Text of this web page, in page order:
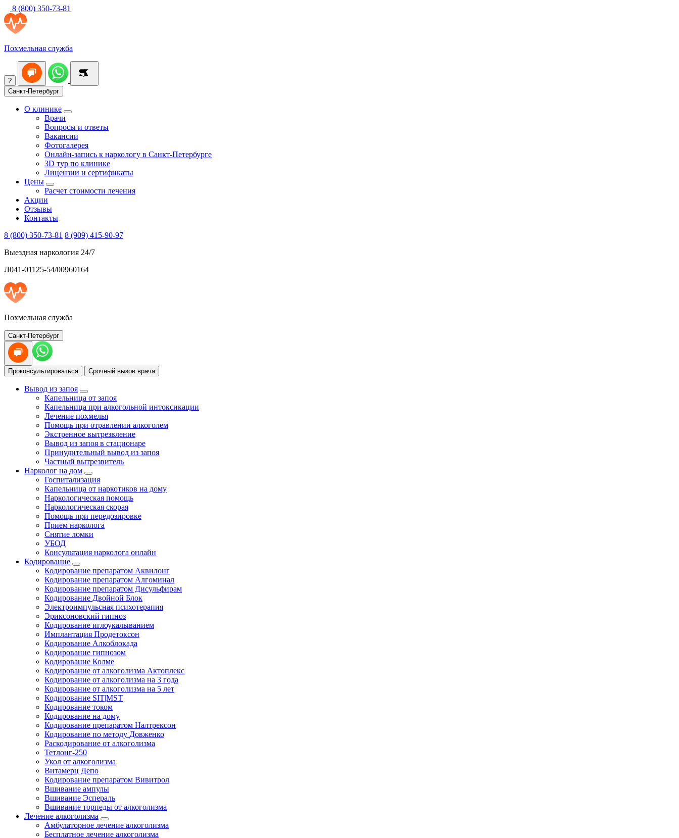
8 (800) 350-73-81
Похмельная служба
?
Санкт-Петербург
О клинике
Врачи
Вопросы и ответы
Вакансии
Фотогалерея
Онлайн-запись к наркологу в Санкт-Петербурге
3D тур по клинике
Лицензии и сертификаты
Цены
Расчет стоимости лечения
Акции
Отзывы
Контакты
8 (800) 350-73-81 8 (909) 415-90-97
Выездная наркология 24/7
Л041-01125-54/00960164
Похмельная служба
Санкт-Петербург
Проконсультироваться Срочный вызов врача
Вывод из запоя
Капельница от запоя
Капельница при алкогольной интоксикации
Лечение похмелья
Помощь при отравлении алкоголем
Экстренное вытрезвление
Вывод из запоя в стационаре
Принудительный вывод из запоя
Частный вытрезвитель
Нарколог на дом
Госпитализация
Капельница от наркотиков на дому
Наркологическая помощь
Наркологическая скорая
Помощь при передозировке
Прием нарколога
Снятие ломки
УБОД
Консультация нарколога онлайн
Кодирование
Кодирование препаратом Аквилонг
Кодирование препаратом Алгоминал
Кодирование препаратом Дисульфирам
Кодирование Двойной Блок
Электроимпульсная психотерапия
Эриксоновский гипноз
Кодирование иглоукалыванием
Имплантация Продетоксон
Кодирование Алкоблокада
Кодирование гипнозом
Кодирование Колме
Кодирование от алкоголизма Актоплекс
Кодирование от алкоголизма на 3 года
Кодирование от алкоголизма на 5 лет
Кодирование SIT|MST
Кодирование током
Кодирование на дому
Кодирование препаратом Налтрексон
Кодирование по методу Довженко
Раскодирование от алкоголизма
Тетлонг-250
Укол от алкоголизма
Витамерц Депо
Кодирование препаратом Вивитрол
Вшивание ампулы
Вшивание Эспераль
Вшивание торпеды от алкоголизма
Лечение алкоголизма
Амбулаторное лечение алкоголизма
Бесплатное лечение алкоголизма